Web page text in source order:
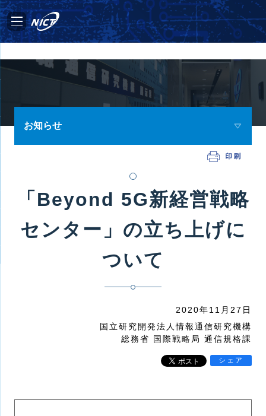
お知らせ
「Beyond 5G新経営戦略
センター」の立ち上げに
ついて
2020年11月27日
国立研究開発法人情報通信研究機構
総務省 国際戦略局 通信規格課
シェア